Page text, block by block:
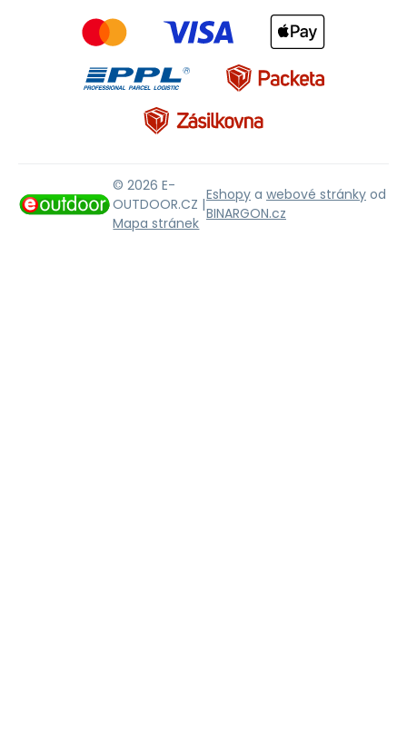
© 2026 E-
OUTDOOR.CZ |
Mapa stránek
Eshopy a webové stránky od
BINARGON.cz